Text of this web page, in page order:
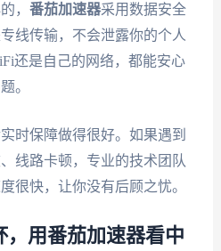
， 番茄加速器采用数据安全
线传输，不会泄露你的个人
还是自己的网络，都能安心
。
时保障做得很好。如果遇到
线路卡顿，专业的技术团队
很快，让你没有后顾之忧。
用番茄加速器看中